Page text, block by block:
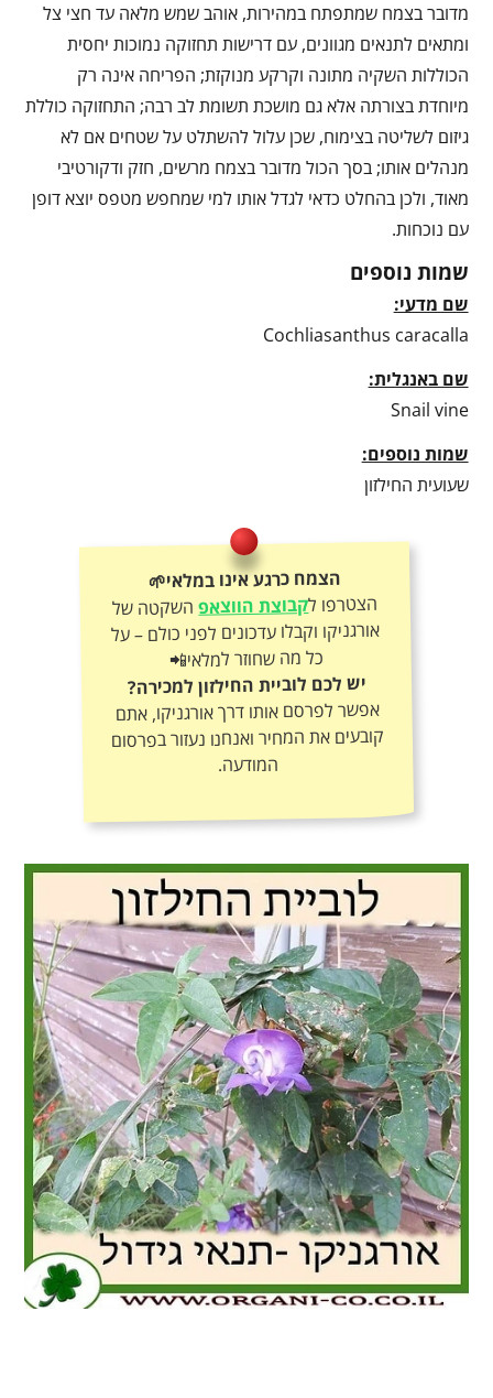
מדובר בצמח שמתפתח במהירות, אוהב שמש מלאה עד חצי צל
ומתאים לתנאים מגוונים, עם דרישות תחזוקה נמוכות יחסית
הכוללות השקיה מתונה וקרקע מנוקזת; הפריחה אינה רק
מיוחדת בצורתה אלא גם מושכת תשומת לב רבה; התחזוקה כוללת
גיזום לשליטה בצימוח, שכן עלול להשתלט על שטחים אם לא
מנהלים אותו; בסך הכול מדובר בצמח מרשים, חזק ודקורטיבי
מאוד, ולכן בהחלט כדאי לגדל אותו למי שמחפש מטפס יוצא דופן
עם נוכחות.
שמות נוספים
שם מדעי:
Cochliasanthus caracalla
שם באנגלית:
Snail vine
שמות נוספים:
שעועית החילזון
הצמח כרגע אינו במלאי🌱
הצטרפו לקבוצת הווצאפהשקטה של
אורגניקו וקבלו עדכונים לפני כולם – על
כל מה שחוזר למלאי📲
יש לכם לוביית החילזון למכירה?
אפשר לפרסם אותו דרך אורגניקו, אתם
קובעים את המחיר ואנחנו נעזור בפרסום
המודעה.